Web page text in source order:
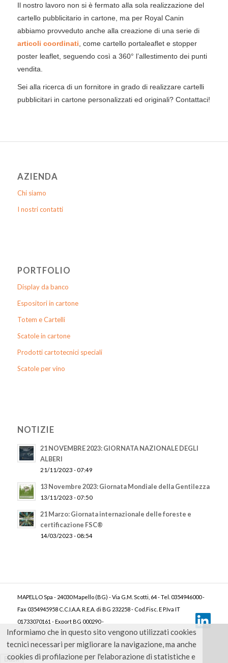
Il nostro lavoro non si è fermato alla sola realizzazione del
cartello pubblicitario in cartone, ma per Royal Canin
abbiamo provveduto anche alla creazione di una serie di
articoli coordinati , come cartello portaleaflet e stopper
poster leaflet, seguendo così a 360° l’allestimento dei punti
vendita.
Sei alla ricerca di un fornitore in grado di realizzare cartelli
pubblicitari in cartone personalizzati ed originali? Contattaci!
AZIENDA
Chi siamo
I nostri contatti
PORTFOLIO
Display da banco
Espositori in cartone
Totem e Cartelli
Scatole in cartone
Prodotti cartotecnici speciali
Scatole per vino
NOTIZIE
21 NOVEMBRE 2023: GIORNATA NAZIONALE DEGLI
ALBERI
21/11/2023 - 07:49
13 Novembre 2023: Giornata Mondiale della Gentilezza
13/11/2023 - 07:50
21 Marzo: Giornata internazionale delle foreste e
certificazione FSC®
14/03/2023 - 08:54
MAPELLO Spa - 24030 Mapello (BG) - Via G.M. Scotti, 64 - Tel. 0354946000 -
Fax 0354945958 C.C.I.A.A. R.E.A. di BG 232258 - Cod.Fisc. E P.Iva IT
01733070161 - Export BG 000290 -
Informiamo che in questo sito vengono utilizzati cookies
tecnici necessari per migliorare la navigazione, ma anche
cookies di profilazione per l'elaborazione di statistiche e